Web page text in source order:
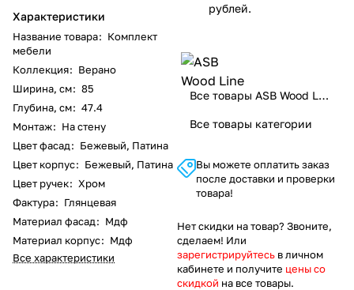
Характеристики
Название товара: Комплект
мебели
Коллекция: Верано
Ширина, см: 85
Глубина, см: 47.4
Монтаж: На стену
Цвет фасад: Бежевый, Патина
Цвет корпус: Бежевый, Патина
Цвет ручек: Хром
Фактура: Глянцевая
Материал фасад: Мдф
Материал корпус: Мдф
Все характеристики
рублей.
Все товары ASB Wood Line
Все товары категории
Вы можете оплатить заказ
после доставки и проверки
товара!
Нет скидки на товар? Звоните,
сделаем! Или
зарегистрируйтесь в личном
кабинете и получите цены со
скидкой на все товары.